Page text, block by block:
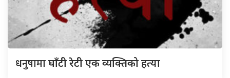
धनुषामाघाँटी रेटी एक व्यक्तिको हत्या